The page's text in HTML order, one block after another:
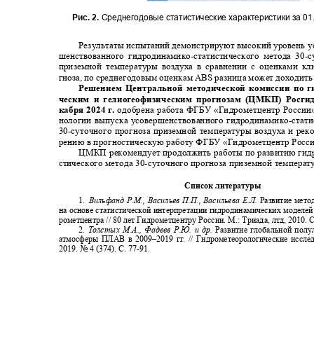
Рис. 2. Среднегодовые статистические характеристики за
Результаты испытаний демонстрируют высокий уровень
шенствованного гидродинамико-статистического метода 30-
приземной температуры воздуха в сравнении с оценками
гноза, по среднегодовым оценкам ABSразница может
Решением Центральной методической комиссии по
ческим и гелиогеофизическим прогнозам (ЦМКП)
кабря 2024 г.одобрена работа ФГБУ «Гидрометцентр
нологии выпуска усовершенствованного гидродинамико-
30-суточного прогноза приземной температуры воздуха и
рению в прогностическую работу ФГБУ «Гидрометцентр
ЦМКП рекомендует продолжить работы по развитию
стического метода 30-суточного прогноза приземной
Список литературы
1.Вильфанд Р.М., Васильев П.П., Васильева Е.Л. Развитие
на основе статистической интерпретации гидродинамических
рометцентра // 80 лет Гидрометцентру России. М.: Триада, лтд, 2010.
2. Толстых М.А., Фадеев Р.Ю. и др .Развитие глобальной
атмосферы ПЛАВ в 2009‒2019 гг. // Гидрометеорологические
2019. №4 (374).С. 77-91.